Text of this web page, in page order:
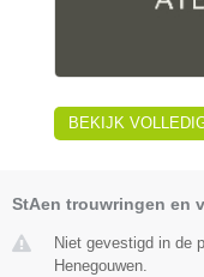
BEKIJK
StAen trouwringen en
Niet gevestigd in de
Henegouwen.